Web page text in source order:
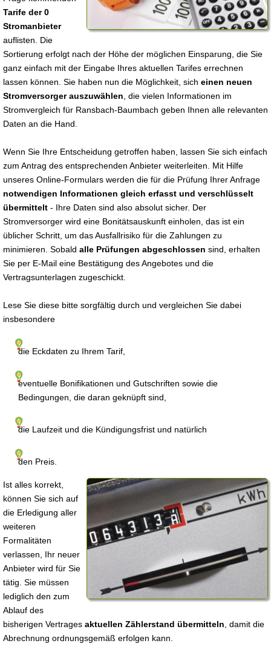
Tarife der 0
Stromanbieter
auflisten. Die
Sortierung erfolgt nach der Höhe der möglichen Einsparung, die Sie
ganz einfach mit der Eingabe Ihres aktuellen Tarifes errechnen
lassen können. Sie haben nun die Möglichkeit, sich einen neuen
Stromversorger auszuwählen , die vielen Informationen im
Stromvergleich für Ransbach-Baumbach geben Ihnen alle relevanten
Daten an die Hand.
Wenn Sie Ihre Entscheidung getroffen haben, lassen Sie sich einfach
zum Antrag des entsprechenden Anbieter weiterleiten. Mit Hilfe
unseres Online-Formulars werden die für die Prüfung Ihrer Anfrage
notwendigen Informationen gleich erfasst und verschlüsselt
übermittelt - Ihre Daten sind also absolut sicher. Der
Stromversorger wird eine Bonitätsauskunft einholen, das ist ein
üblicher Schritt, um das Ausfallrisiko für die Zahlungen zu
minimieren. Sobald alle Prüfungen abgeschlossen sind, erhalten
Sie per E-Mail eine Bestätigung des Angebotes und die
Vertragsunterlagen zugeschickt.
Lese Sie diese bitte sorgfältig durch und vergleichen Sie dabei
insbesondere
die Eckdaten zu Ihrem Tarif,
eventuelle Bonifikationen und Gutschriften sowie die
Bedingungen, die daran geknüpft sind,
die Laufzeit und die Kündigungsfrist und natürlich
den Preis.
Ist alles korrekt,
können Sie sich auf
die Erledigung aller
weiteren
Formalitäten
verlassen, Ihr neuer
Anbieter wird für Sie
tätig. Sie müssen
lediglich den zum
Ablauf des
bisherigen Vertrages aktuellen Zählerstand übermitteln , damit die
Abrechnung ordnungsgemäß erfolgen kann.